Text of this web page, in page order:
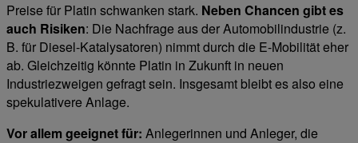
Preise für Platin schwanken stark. Neben Chancen gibt es
auch Risiken: Die Nachfrage aus der Automobilindustrie (z.
B. für Diesel-Katalysatoren) nimmt durch die E-Mobilität eher
ab. Gleichzeitig könnte Platin in Zukunft in neuen
Industriezweigen gefragt sein. Insgesamt bleibt es also eine
spekulativere Anlage.
Vor allem geeignet für: Anlegerinnen und Anleger, die